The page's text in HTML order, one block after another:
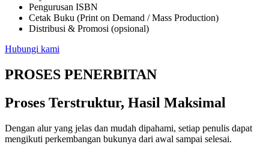
Pengurusan ISBN
Cetak Buku (Print on Demand / Mass Production)
Distribusi & Promosi (opsional)
Hubungi kami
PROSES PENERBITAN
Proses Terstruktur, Hasil Maksimal
Dengan alur yang jelas dan mudah dipahami, setiap penulis dapat
mengikuti perkembangan bukunya dari awal sampai selesai.